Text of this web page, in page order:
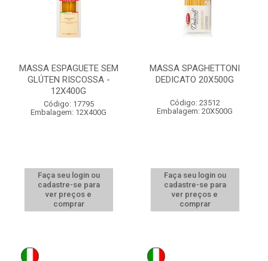
MASSA ESPAGUETE SEM
GLÚTEN RISCOSSA -
12X400G
Código: 17795
Embalagem: 12X400G
Faça seu login ou
cadastre-se para
ver preços e
comprar
MASSA SPAGHETTONI
DEDICATO 20X500G
Código: 23512
Embalagem: 20X500G
Faça seu login ou
cadastre-se para
ver preços e
comprar